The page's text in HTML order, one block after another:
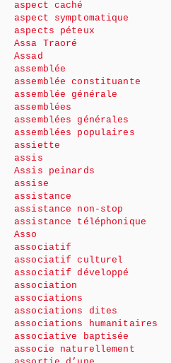
aspect caché
aspect symptomatique
aspects péteux
Assa Traoré
Assad
assemblée
assemblée constituante
assemblée générale
assemblées
assemblées générales
assemblées populaires
assiette
assis
Assis peinards
assise
assistance
assistance non-stop
assistance téléphonique
Asso
associatif
associatif culturel
associatif développé
association
associations
associations dites
associations humanitaires
associative baptisée
associe naturellement